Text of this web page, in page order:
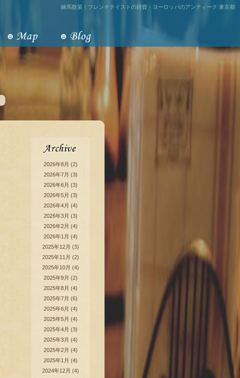
練馬散策｜フレンチテイストの雑貨・ヨーロッパのアンティーク 東京都
2026年8月 (2)
2026年7月 (3)
2026年6月 (3)
2026年5月 (3)
2026年4月 (4)
2026年3月 (3)
2026年2月 (4)
2026年1月 (4)
2025年12月 (3)
2025年11月 (2)
2025年10月 (4)
2025年9月 (2)
2025年8月 (4)
2025年7月 (6)
2025年6月 (4)
2025年5月 (4)
2025年4月 (3)
2025年3月 (4)
2025年2月 (4)
2025年1月 (4)
2024年12月 (4)